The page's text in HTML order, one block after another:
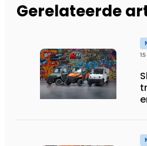
Gerelateerde